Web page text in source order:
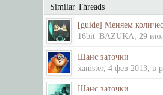
Similar Threads
[guide] Меняем
16bit_BAZUKA,29
Шанс заточки
xamster,4 фев 2013, в
Шанс заточки